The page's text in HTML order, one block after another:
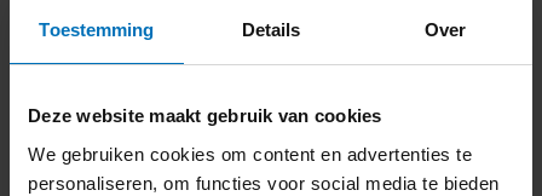
Toestemming Details Over
Deze website maakt gebruik van cookies
We gebruiken cookies om content en advertenties te
personaliseren, om functies voor social media te bieden
Delen